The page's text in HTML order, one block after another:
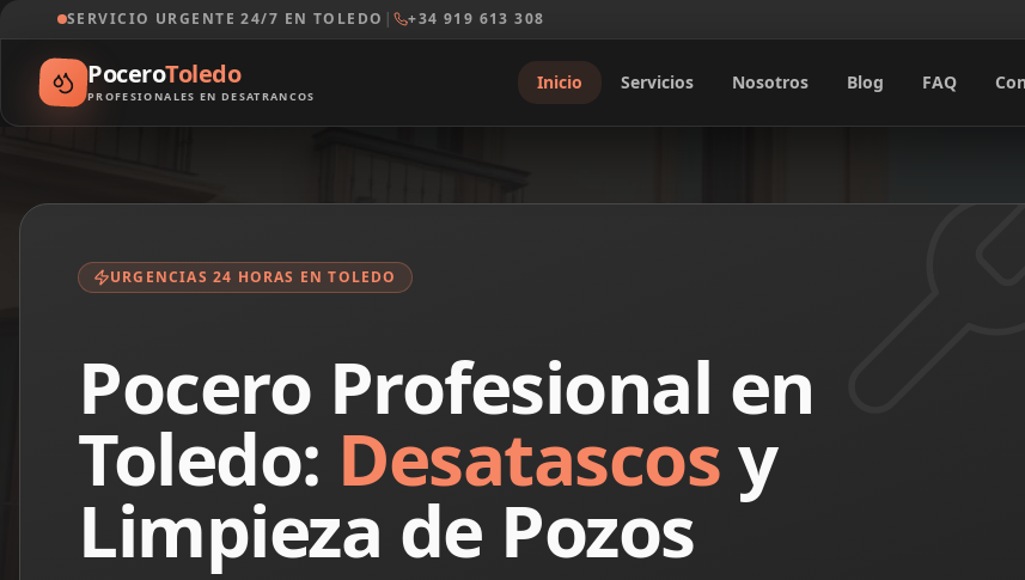
SERVICIO URGENTE 24/7 EN TOLEDO | +34 919 613 308
PoceroToledo
PROFESIONALES EN DESATRANCOS
Inicio Servicios Nosotros Blog FAQ
URGENCIAS 24 HORAS EN TOLEDO
Pocero Profesional en
Toledo: Desatascosy
Limpieza de Pozos